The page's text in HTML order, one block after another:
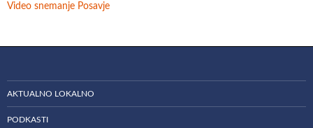
Video snemanje Posavje
AKTUALNO LOKALNO
PODKASTI